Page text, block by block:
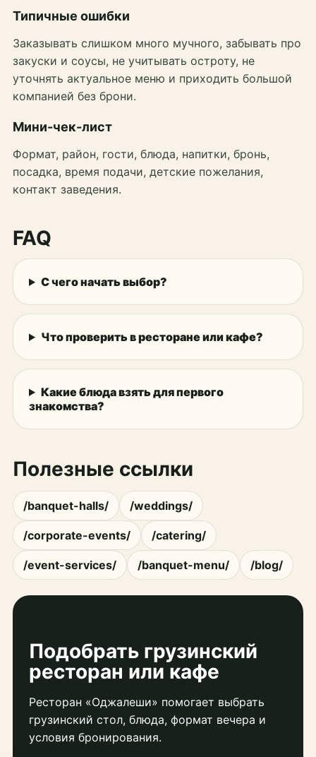
Типичные ошибки
Заказывать слишком много мучного, забывать про
закуски и соусы, не учитывать остроту, не
уточнять актуальное меню и приходить большой
компанией без брони.
Мини-чек-лист
Формат, район, гости, блюда, напитки, бронь,
посадка, время подачи, детские пожелания,
контакт заведения.
FAQ
С чего начать выбор?
Что проверить в ресторане или кафе?
Какие блюда взять для первого
знакомства?
Полезные ссылки
/banquet-halls/ /weddings/
/corporate-events/ /catering/
/event-services/ /banquet-menu/ /blog/
Подобрать грузинский
ресторан или кафе
Ресторан «Оджалеши» помогает выбрать
грузинский стол, блюда, формат вечера и
условия бронирования.